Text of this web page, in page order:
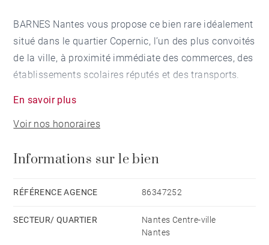
BARNES Nantes vous propose ce bien rare idéalement
situé dans le quartier Copernic, l’un des plus convoités
de la ville, à proximité immédiate des commerces, des
établissements scolaires réputés et des transports.
Situé au sein d’une copropriété de standing
récemment rénovée et disposant d'un ascenseur, cet
de 45 m², baigné de lumière naturelle, prolongé par
vue dégagée sur le jardin.
Vous trouverez également deux chambres spacieuses
En savoir plus
Voir nos honoraires
Informations sur le bien
RÉFÉRENCE AGENCE 86347252
SECTEUR/ QUARTIER
Nantes Centre-ville
Nantes